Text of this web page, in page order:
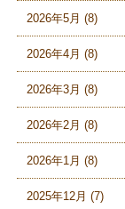
2026年5月 (8)
2026年4月 (8)
2026年3月 (8)
2026年2月 (8)
2026年1月 (8)
2025年12月 (7)